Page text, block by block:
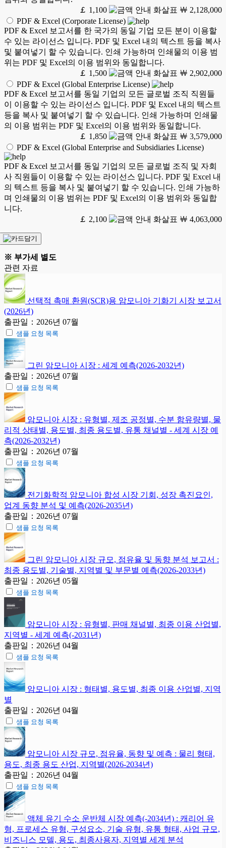
￡ 1,100
￦ 2,128,000
PDF & Excel (Corporate License)
PDF & Excel 보고서를 한 국가의 동일 기업 모든 분이 이용할
수 있는 라이선스 입니다. PDF 및 Excel 내의 텍스트 등을 복사
및 붙여넣기 할 수 있습니다. 인쇄 가능하며 인쇄물의 이용 범
위는 PDF 및 Excel의 이용 범위와 동일합니다.
￡ 1,500
￦ 2,902,000
PDF & Excel (Global Enterprise License)
PDF & Excel 보고서를 동일 기업의 모든 글로벌 조직 직원들
이 이용할 수 있는 라이선스 입니다. PDF 및 Excel 내의 텍스트
등을 복사 및 붙여넣기 할 수 있습니다. 인쇄 가능하며 인쇄물
의 이용 범위는 PDF 및 Excel의 이용 범위와 동일합니다.
￡ 1,850
￦ 3,579,000
PDF & Excel (Global Enterprise and Subsidiaries License)
PDF & Excel 보고서를 동일 기업의 모든 글로벌 조직 및 자회
사 직원들이 이용할 수 있는 라이선스 입니다. PDF 및 Excel 내
의 텍스트 등을 복사 및 붙여넣기 할 수 있습니다. 인쇄 가능하
며 인쇄물의 이용 범위는 PDF 및 Excel의 이용 범위와 동일합
니다.
￡ 2,100
￦ 4,063,000
※ 부가세 별도
관련 자료
선택적 촉매 환원(SCR)용 암모니아 기화기 시장 보고서
(2026년)
출판일：2026년 07월
샘플 요청 목록
그린 암모니아 시장 : 세계 예측(2026-2032년)
출판일：2026년 07월
샘플 요청 목록
암모니아 시장 : 유형별, 제조 공정별, 수분 함유량별, 물
리적 상태별, 용도별, 최종 용도별, 유통 채널별 - 세계 시장 예
측(2026-2032년)
출판일：2026년 07월
샘플 요청 목록
전기화학적 암모니아 합성 시장 기회, 성장 촉진요인,
업계 동향 분석 및 예측(2026-2035년)
출판일：2026년 07월
샘플 요청 목록
그린 암모니아 시장 규모, 점유율 및 동향 분석 보고서 :
최종 용도별, 기술별, 지역별 및 부문별 예측(2026-2033년)
출판일：2026년 05월
샘플 요청 목록
암모니아 시장 : 유형별, 판매 채널별, 최종 이용 산업별,
지역별 - 세계 예측(-2031년)
출판일：2026년 04월
샘플 요청 목록
암모니아 시장 : 형태별, 용도별, 최종 이용 산업별, 지역
별
출판일：2026년 04월
샘플 요청 목록
암모니아 시장 규모, 점유율, 동향 및 예측 : 물리 형태,
용도, 최종 용도 산업, 지역별(2026-2034년)
출판일：2026년 04월
샘플 요청 목록
액체 유기 수소 운반체 시장 예측(-2034년) : 캐리어 유
형, 프로세스 유형, 구성요소, 기술 유형, 유통 형태, 사업 규모,
비즈니스 모델, 용도, 최종사용자, 지역별 세계 분석